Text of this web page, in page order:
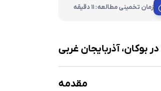
زمان تخمینی مطالعه: 11 دقیقه
بوکان، آذربایجان غربی
مقدمه